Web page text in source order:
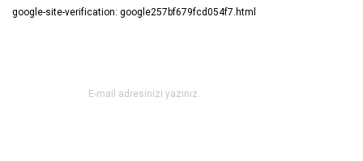
google-site-verification: google257bf679fcd054f7.html